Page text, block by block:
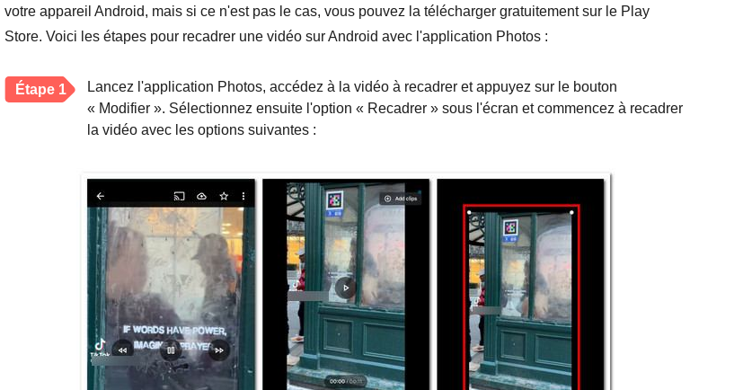
votre appareil Android, mais si ce n'est pas le cas, vous pouvez la télécharger gratuitement sur le Play
Store. Voici les étapes pour recadrer une vidéo sur Android avec l'application Photos :
Étape 1
Lancez l'application Photos, accédez à la vidéo à recadrer et appuyez sur le bouton
« Modifier ». Sélectionnez ensuite l'option « Recadrer » sous l'écran et commencez à recadrer
la vidéo avec les options suivantes :